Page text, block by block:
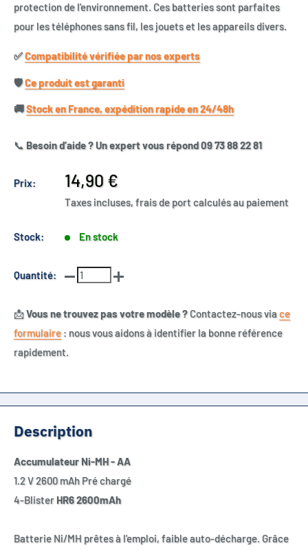
protection de l'environnement. Ces batteries sont parfaites
pour les téléphones sans fil, les jouets et les appareils divers.
✅​Compatibilité vérifiée par nos experts
🛡️​Ce produit est garanti
🚚​Stock en France, expédition rapide en 24/48h
📞 Besoin d’aide ? Un expert vous répond 09 73 88 22 81
Prix:
Prix
réduit
14,90 €
Taxes incluses, frais de port calculés au paiement
Stock: En stock
Quantité:
📩Vous ne trouvez pas votre modèle ?Contactez-nous viace
formulaire : nous vous aidons à identifier la bonne référence
rapidement.
Description
Accumulateur Ni-MH - AA
1.2 V 2600 mAh Pré chargé
4-Blister HR6 2600mAh
Batterie Ni/MH prêtes à l'emploi, faible auto-décharge. Grâce